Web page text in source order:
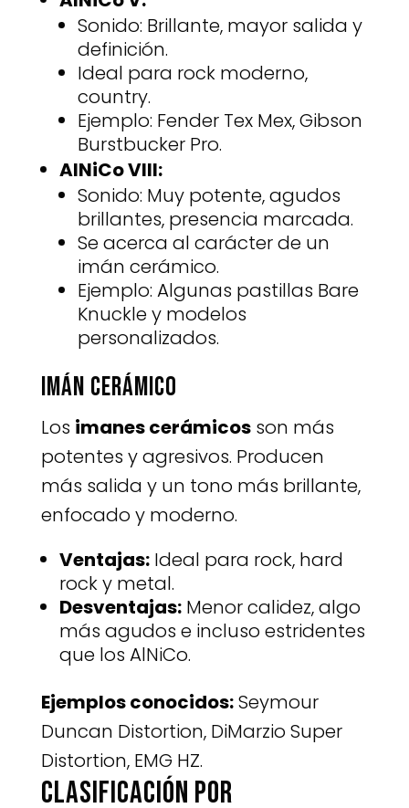
Sonido: Brillante, mayor salida y
definición.
Ideal para rock moderno,
country.
Ejemplo: Fender Tex Mex, Gibson
Burstbucker Pro.
AlNiCo VIII:
Sonido: Muy potente, agudos
brillantes, presencia marcada.
Se acerca al carácter de un
imán cerámico.
Ejemplo: Algunas pastillas Bare
Knuckle y modelos
personalizados.
Imán cerámico
Los imanes cerámicosson más
potentes y agresivos. Producen
más salida y un tono más brillante,
enfocado y moderno.
Ventajas:Ideal para rock, hard
rock y metal.
Desventajas:Menor calidez, algo
más agudos e incluso estridentes
que los AlNiCo.
Ejemplos conocidos:Seymour
Duncan Distortion, DiMarzio Super
Distortion, EMG HZ.
Clasificación por